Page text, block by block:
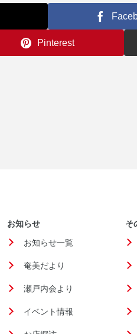
Pinterest
お知らせ
お知らせ一覧
奄美だより
瀬戸内会より
イベント情報
そ